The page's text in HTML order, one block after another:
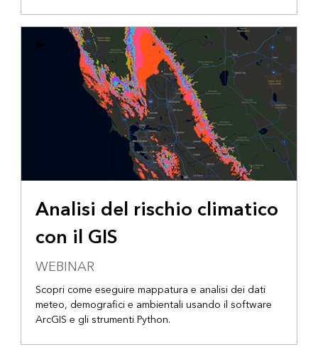
Analisi del rischio climatico
con il GIS
WEBINAR
Scopri come eseguire mappatura e analisi dei dati
meteo, demografici e ambientali usando il software
ArcGIS e gli strumenti Python.